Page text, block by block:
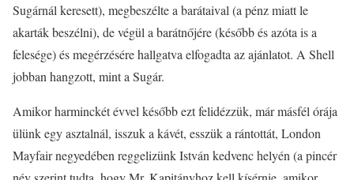
Sugárnál keresett), megbeszélte a barátaival (a pénz miatt le
akarták beszélni), de végül a barátnőjére (később és azóta is a
felesége) és megérzésére hallgatva elfogadta az ajánlatot. A Shell
jobban hangzott, mint a Sugár.
Amikor harminckét évvel később ezt felidézzük, már másfél órája
ülünk egy asztalnál, isszuk a kávét, esszük a rántottát, London
Mayfair negyedében reggelizünk István kedvenc helyén (a pincér